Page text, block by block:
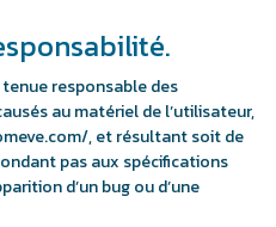
responsable des
au matériel de l’utilisateur,
, et résultant soit de
pas aux spécifications
d’un bug ou d’une